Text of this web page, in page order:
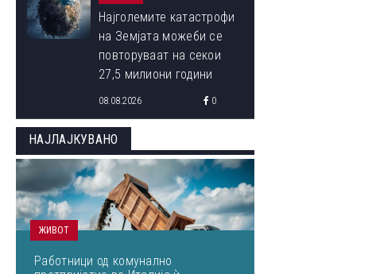
Најголемите катастрофи
на Земјата можеби се
повторуваат на секои
27,5 милиони години
08.08.2026 0
НАЈЛАЈКУВАНО
ЖИВОТ
Работници од комунално